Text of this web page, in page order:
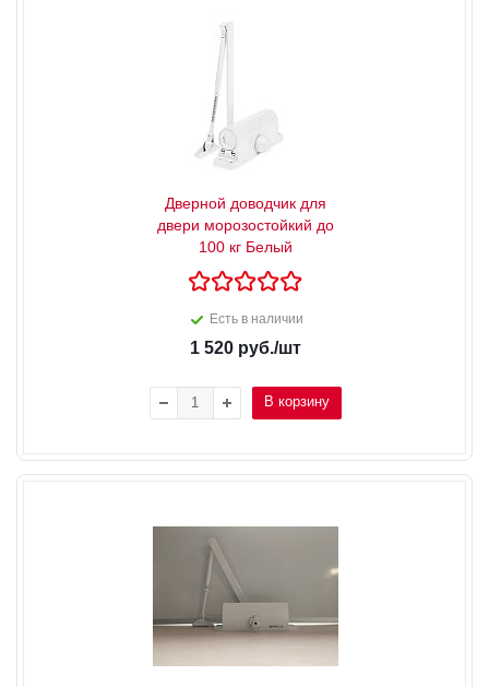
Дверной доводчик для
двери морозостойкий до
100 кг Белый
Есть в наличии
1 520руб./шт
В корзину